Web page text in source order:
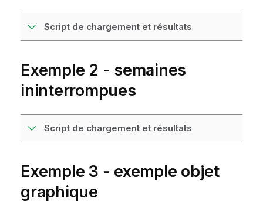
Script de chargement et résultats
Exemple 2 - semaines
ininterrompues
Script de chargement et résultats
Exemple 3 - exemple objet
graphique